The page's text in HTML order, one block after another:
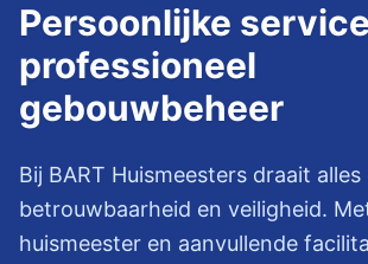
Persoonlijke
professioneel
gebouwbeheer
Bij BART Huismeesters draait
betrouwbaarheid en veiligheid.
huismeester en aanvullende